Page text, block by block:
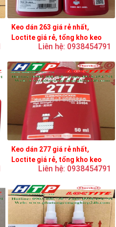
Keo dán 263 giá rẻ nhất,
Loctite giá rẻ, tổng kho keo
Liên hệ: 0938454791
Keo dán 277 giá rẻ nhất,
Loctite giá rẻ, tổng kho keo
Liên hệ: 0938454791